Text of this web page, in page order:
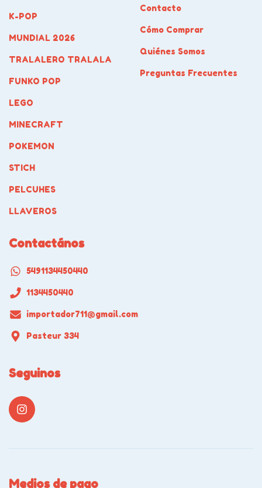
K-POP
MUNDIAL 2026
TRALALERO TRALALA
FUNKO POP
LEGO
MINECRAFT
POKEMON
STICH
PELCUHES
LLAVEROS
Contacto
Cómo Comprar
Quiénes Somos
Preguntas Frecuentes
Contactános
5491134450440
1134450440
importador711@gmail.com
Pasteur 334
Seguinos
Medios de pago